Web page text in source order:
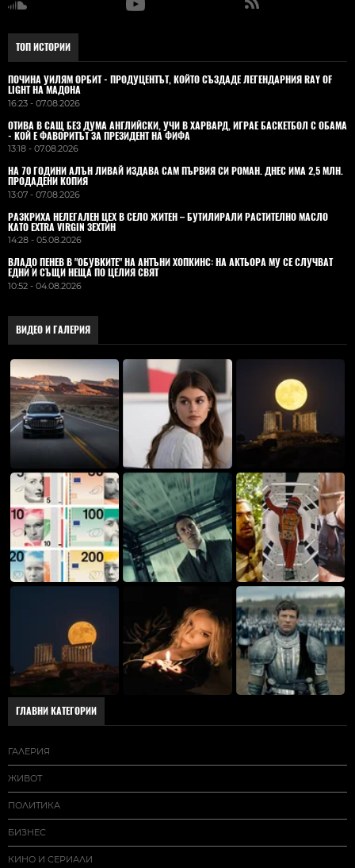
ТОП ИСТОРИИ
ПОЧИНА УИЛЯМ ОРБИТ - ПРОДУЦЕНТЪТ, КОЙТО СЪЗДАДЕ ЛЕГЕНДАРНИЯ RAY OF
LIGHT НА МАДОНА
16:23 - 07.08.2026
ОТИВА В САЩ БЕЗ ДУМА АНГЛИЙСКИ, УЧИ В ХАРВАРД, ИГРАЕ БАСКЕТБОЛ С ОБАМА
- КОЙ Е ФАВОРИТЪТ ЗА ПРЕЗИДЕНТ НА ФИФА
13:18 - 07.08.2026
НА 70 ГОДИНИ АЛЪН ЛИВАЙ ИЗДАВА САМ ПЪРВИЯ СИ РОМАН. ДНЕС ИМА 2,5 МЛН.
ПРОДАДЕНИ КОПИЯ
13:07 - 07.08.2026
РАЗКРИХА НЕЛЕГАЛЕН ЦЕХ В СЕЛО ЖИТЕН – БУТИЛИРАЛИ РАСТИТЕЛНО МАСЛО
КАТО EXTRA VIRGIN ЗЕХТИН
14:28 - 05.08.2026
ВЛАДO ПЕНЕВ В "ОБУВКИТЕ" НА АНТЪНИ ХОПКИНС: НА АКТЬОРА МУ СЕ СЛУЧВАТ
ЕДНИ И СЪЩИ НЕЩА ПО ЦЕЛИЯ СВЯТ
10:52 - 04.08.2026
ВИДЕО И ГАЛЕРИЯ
ГЛАВНИ КАТЕГОРИИ
ГАЛЕРИЯ
ЖИВОТ
ПОЛИТИКА
БИЗНЕС
КИНО И СЕРИАЛИ